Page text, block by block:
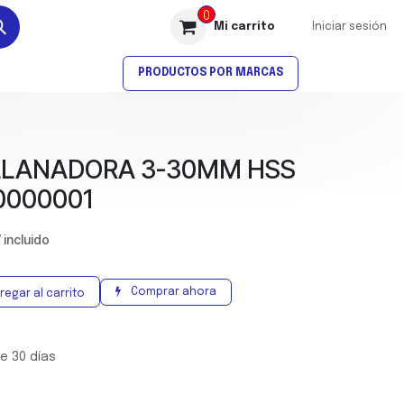
0
Mi carrito Iniciar sesión
ROSCADOPRODUCTOS POR MARCAS
3-30MM HSS
incluido
al carrito Comprar ahora
30 días